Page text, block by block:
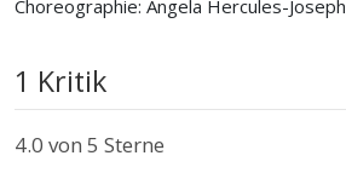
Choreographie: Angela Hercules-Joseph
1 Kritik
4.0 von 5 Sterne